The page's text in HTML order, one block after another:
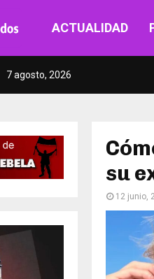
ACTUALIDAD
7 agosto, 2026
su
12 junio,